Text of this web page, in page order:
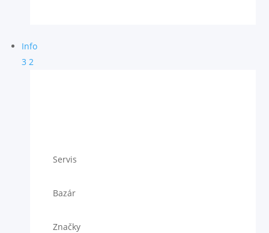
Info
3 2
Servis
Bazár
Značky